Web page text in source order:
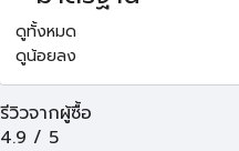
ดูทั้งหมด
ดูน้อยลง
รีวิวจากผู้ซื้อ
4.9 / 5